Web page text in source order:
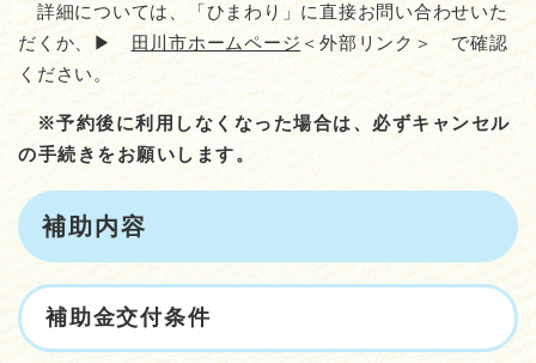
詳細については、「ひまわり」に直接お問い合わせいた
だくか、▶ 田川市ホームページ ＜外部リンク＞
で確認
ください。
※予約後に利用しなくなった場合は、必ずキャンセル
の手続きをお願いします。
補助内容
補助金交付条件